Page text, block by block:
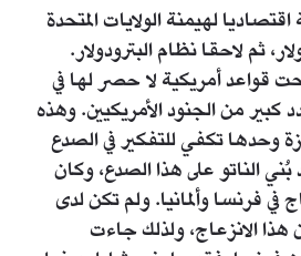
لهيمنة الولايات المتحدة
ثم لاحقا نظام البترودولار.
قواعد أمريكية لا حصر لها في
كبير من الجنود الأمريكيين. وهذه
وحدها تكفي للتفكير في الصدع
بُني الناتو على هذا الصدع، وكان
في فرنسا وألمانيا. ولم تكن لدى
هذا الانزعاج، ولذلك جاءت